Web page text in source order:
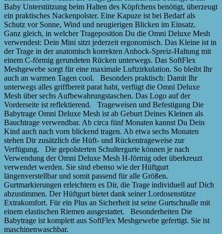
Baby Unterstützung beim Halten des Köpfchens benötigt, überzeugt
ein praktisches Nackenpolster. Eine Kapuze ist bei Bedarf als
Schutz vor Sonne, Wind und neugierigen Blicken im Einsatz.
Ganz gleich, in welcher Trageposition Du die Omni Deluxe Mesh
verwendest: Dein Mini sitzt jederzeit ergonomisch. Das Kleine ist in
der Trage in der anatomisch korrekten Anhock-Spreiz-Haltung mit
einem C-förmig gerundeten Rücken unterwegs. Das SoftFlex
Meshgewebe sorgt für eine maximale Luftzirkulation. So bleibt Ihr
auch an warmen Tagen cool. Besonders praktisch: Damit Ihr
unterwegs alles griffbereit parat habt, verfügt die Omni Deluxe
Mesh über sechs Aufbewahrungstaschen. Das Logo auf der
Vorderseite ist reflektierend. Trageweisen und Befestigung Die
Babytrage Omni Deluxe Mesh ist ab Geburt Deines Kleinen als
Bauchtrage verwendbar. Ab circa fünf Monaten kannst Du Dein
Kind auch nach vorn blickend tragen. Ab etwa sechs Monaten
stehen Dir zusätzlich die Hüft- und Rückentrageweise zur
Verfügung. Die gepolsterten Schultergurte können je nach
Verwendung der Omni Deluxe Mesh H-förmig oder überkreuzt
verwendet werden. Sie sind ebenso wie der Hüftgurt
längenverstellbar und somit passend für alle Größen.
Gurtmarkierungen erleichtern es Dir, die Trage individuell auf Dich
abzustimmen. Der Hüftgurt bietet dank seiner Lordosenstütze
Extrakomfort. Für ein Plus an Sicherheit ist seine Gurtschnalle mit
einem elastischen Riemen ausgestattet. Besonderheiten Die
Babytrage ist komplett aus SoftFlex Meshgewebe gefertigt. Sie ist
maschinenwaschbar.